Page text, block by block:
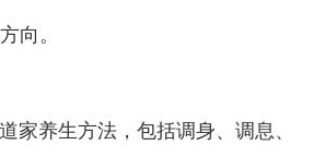
向。
家养生方法，包括调身、调息、